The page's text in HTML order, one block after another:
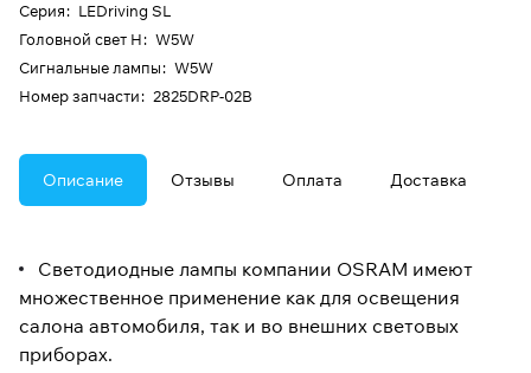
Серия: LEDriving SL
Головной свет H: W5W
Сигнальные лампы: W5W
Номер запчасти: 2825DRP-02B
Описание Отзывы Оплата Доставка
Светодиодные лампы компании OSRAM имеют
множественное применение как для освещения
салона автомобиля, так и во внешних световых
приборах.